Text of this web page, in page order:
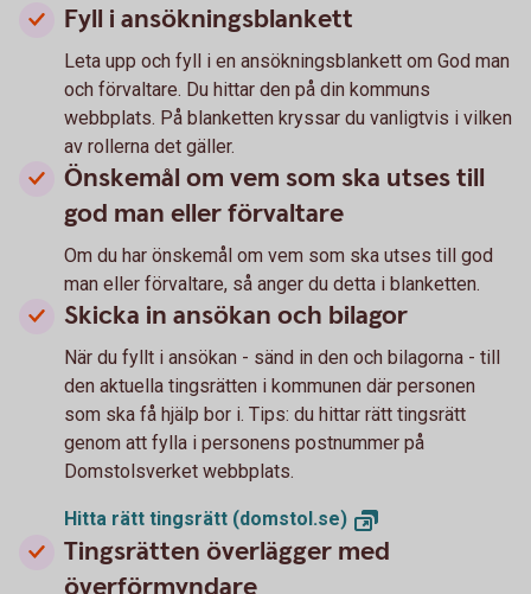
Fyll i ansökningsblankett
Leta upp och fyll i en ansökningsblankett om God man
och förvaltare. Du hittar den på din kommuns
webbplats. På blanketten kryssar du vanligtvis i vilken
av rollerna det gäller.
Önskemål om vem som ska utses till
god man eller förvaltare
Om du har önskemål om vem som ska utses till god
man eller förvaltare, så anger du detta i blanketten.
Skicka in ansökan och bilagor
När du fyllt i ansökan - sänd in den och bilagorna - till
den aktuella tingsrätten i kommunen där personen
som ska få hjälp bor i. Tips: du hittar rätt tingsrätt
genom att fylla i personens postnummer på
Domstolsverket webbplats.
Hitta rätt tingsrätt (domstol.se)
Tingsrätten överlägger med